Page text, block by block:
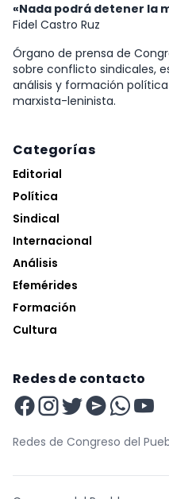
«Nada podrá detener la
Fidel Castro Ruz
Órgano de prensa de
sobre conflicto sindicales,
análisis y formación
marxista-leninista.
Categorías
Editorial
Política
Sindical
Internacional
Análisis
Efemérides
Formación
Cultura
Redes de contacto
Redes de Congreso del